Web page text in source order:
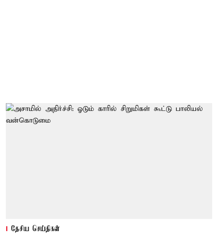
தேசிய செய்திகள்